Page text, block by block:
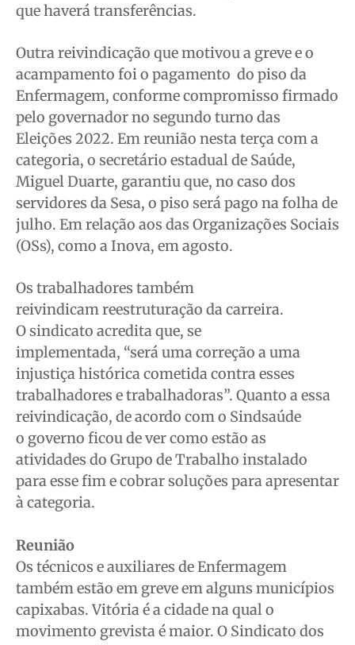
que haverá transferências.
Outra reivindicação que motivou a greve e o
acampamento foi o pagamento do piso da
Enfermagem, conforme compromisso firmado
pelo governador no segundo turno das
Eleições 2022. Em reunião nesta terça com a
categoria, o secretário estadual de Saúde,
Miguel Duarte, garantiu que, no caso dos
servidores da Sesa, o piso será pago na folha de
julho. Em relação aos das Organizações Sociais
(OSs), como a Inova, em agosto.
Os trabalhadores também
reivindicam reestruturação da carreira.
O sindicato acredita que, se
implementada, “será uma correção a uma
injustiça histórica cometida contra esses
trabalhadores e trabalhadoras”. Quanto a essa
reivindicação, de acordo como Sindsaúde
o governo ficou de ver como estão as
atividades do Grupo de Trabalho instalado
para esse fim e cobrar soluções para apresentar
à categoria.
Reunião
Os técnicos e auxiliares de Enfermagem
também estão em greve em alguns municípios
capixabas. Vitória é a cidade na qual o
movimento grevista é maior. O Sindicato dos